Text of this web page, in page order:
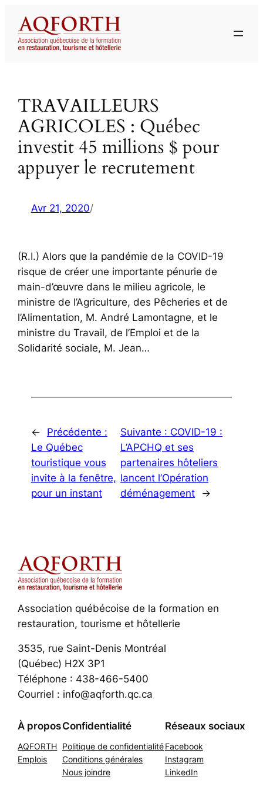
contenu
TRAVAILLEURS
AGRICOLES : Québec
investit 45 millions $ pour
appuyer le recrutement
Avr 21, 2020/
(R.I.) Alors que la pandémie de la COVID-19
risque de créer une importante pénurie de
main-d’œuvre dans le milieu agricole, le
ministre de l’Agriculture, des Pêcheries et de
l’Alimentation, M. André Lamontagne, et le
ministre du Travail, de l’Emploi et de la
Solidarité sociale, M. Jean…
←
Précédente :
Le Québec
touristique vous
invite à la fenêtre,
pour un instant
Suivante : COVID-19 :
L’APCHQ et ses
partenaires hôteliers
lancent l’Opération
déménagement
→
Association québécoise de la formation en
restauration, tourisme et hôtellerie
3535, rue Saint-Denis Montréal
(Québec) H2X 3P1
Téléphone : 438-466-5400
Courriel : info@aqforth.qc.ca
À propos
AQFORTH
Emplois
Confidentialité
Politique de confidentialité
Conditions générales
Nous joindre
Réseaux sociaux
Facebook
Instagram
LinkedIn